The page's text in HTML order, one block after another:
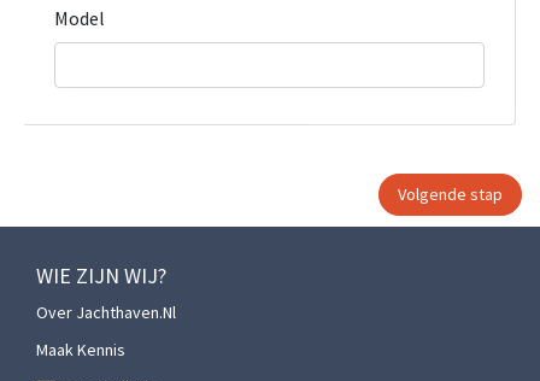
Model
WIE ZIJN WIJ?
Over Jachthaven.nl
Maak Kennis